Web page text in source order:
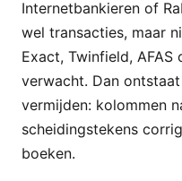
Internetbankieren of
wel transacties, maar
Exact, Twinfield,
verwacht. Dan
vermijden: kolommen
scheidingstekens
boeken.